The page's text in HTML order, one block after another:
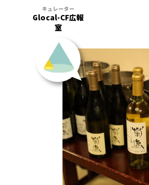
Glocal-CF広報
室